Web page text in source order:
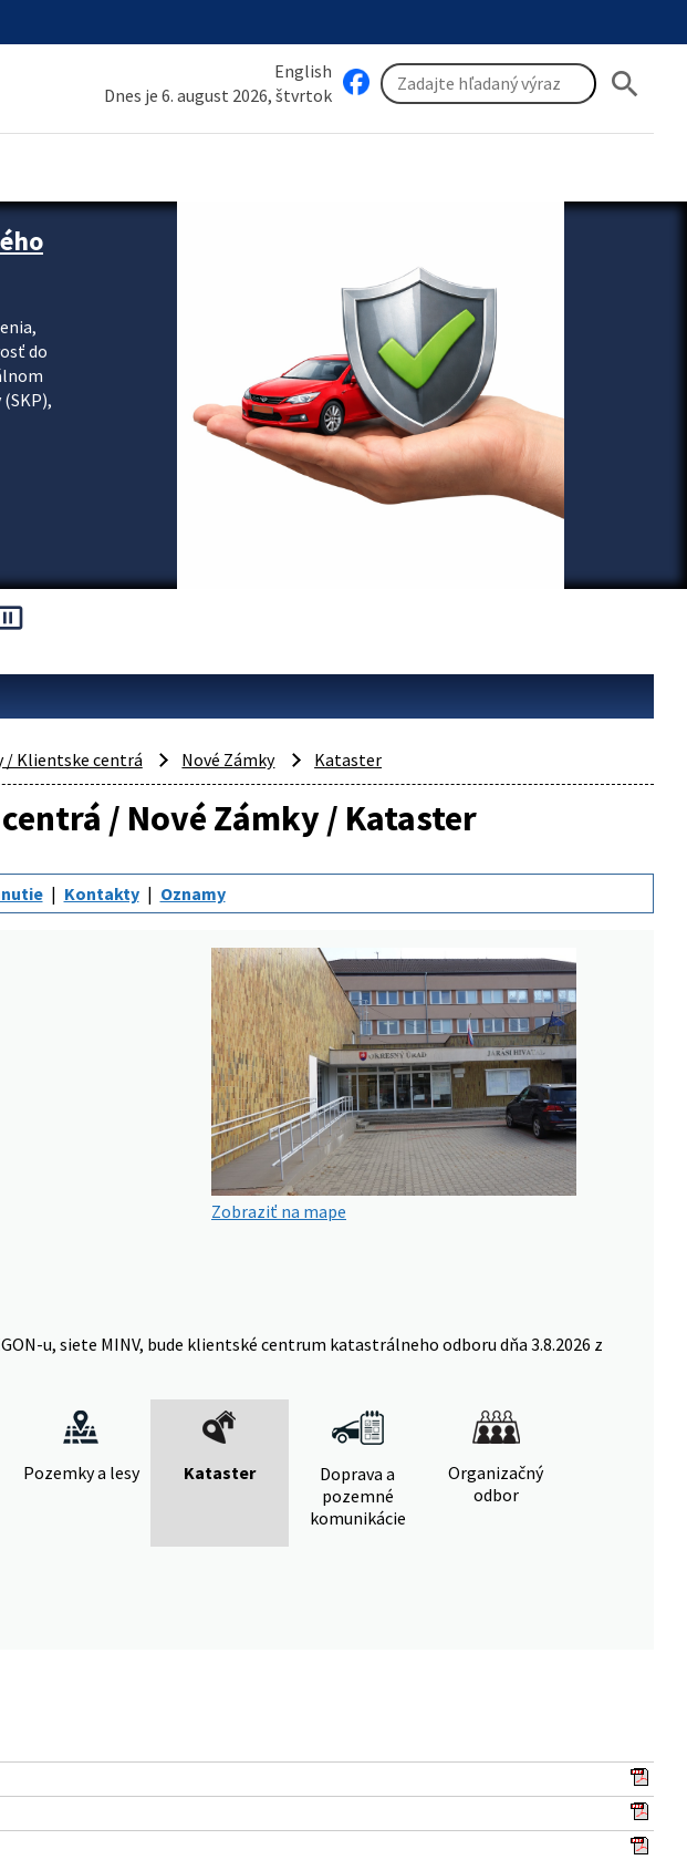
English
Dnes je 6. august 2026, štvrtok
search
do
/ Klientske centrá Nové Zámky Kataster
/ Nové Zámky / Kataster
Kontakty Oznamy
Zobraziť na mape
u, siete MINV, bude klientské centrum katastrálneho odboru dňa 3.8.2026 z
Pozemky a lesy Kataster
Doprava a
pozemné
komunikácie
Organizačný
odbor